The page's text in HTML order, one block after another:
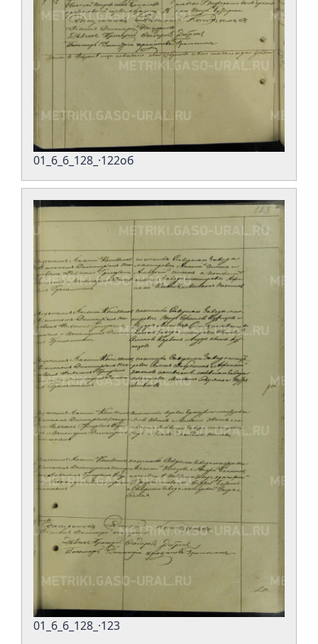
01_6_6_128_·122об
01_6_6_128_·123